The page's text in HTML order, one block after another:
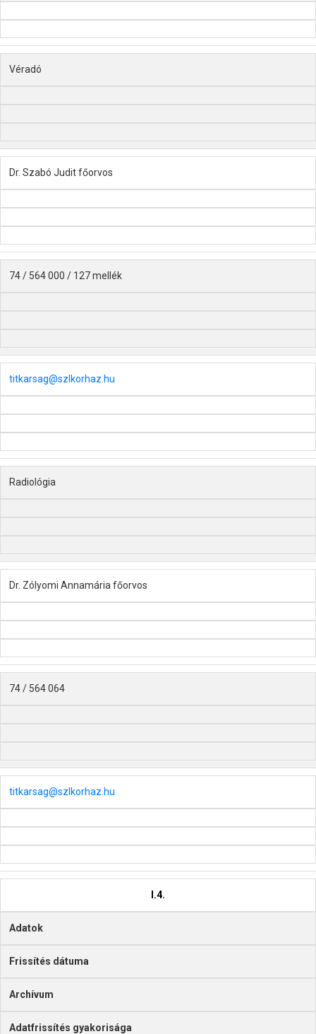
Véradó
Dr. Szabó Judit főorvos
74 / 564 000 / 127 mellék
titkarsag@szlkorhaz.hu
Radiológia
Dr. Zólyomi Annamária főorvos
74 / 564 064
titkarsag@szlkorhaz.hu
I.4.
Adatok
Frissítés dátuma
Archívum
Adatfrissítés gyakorisága